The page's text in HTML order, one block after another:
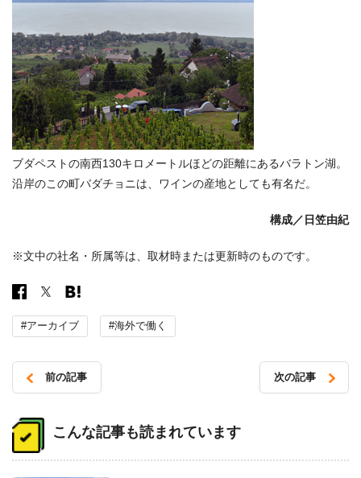
ブダペストの南西130キロメートルほどの距離にあるバラトン湖。
沿岸のこの町バダチョニは、ワインの産地としても有名だ。
構成／日笠由紀
※文中の社名・所属等は、取材時または更新時のものです。
#アーカイブ #海外で働く
稿
ナ
前の記事 次の記事
こんな記事も読まれています